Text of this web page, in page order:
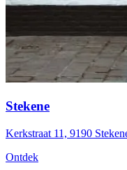
Stekene
Kerkstraat 11, 9190
Ontdek